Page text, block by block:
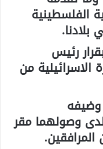
الفلسطينية
بلادنا.
رئيس
الاسرائيلية من
وصولهما مقر
المرافقين.